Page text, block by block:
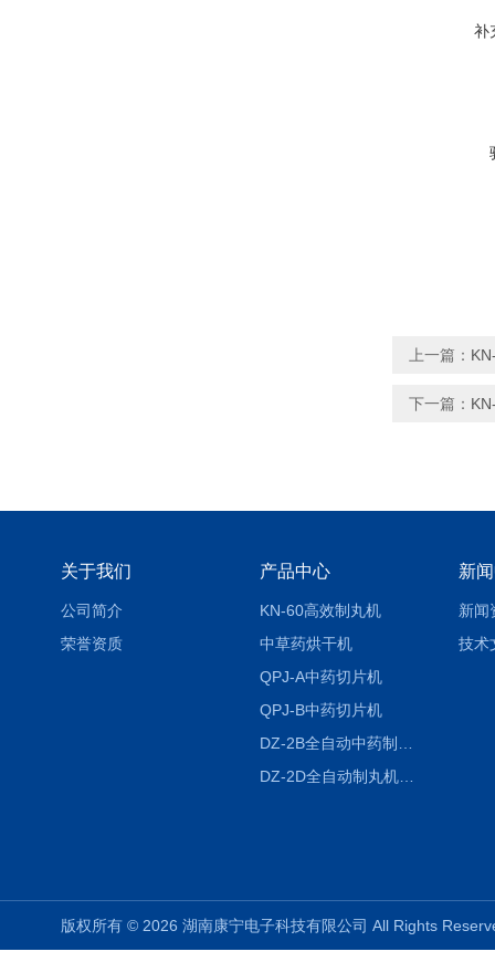
补
上一篇：
下一篇：
关于我们
公司简介
荣誉资质
产品中心
KN-60高效制丸机
中草药烘干机
QPJ-A中药切片机
QPJ-B中药切片机
DZ-2D全自动制丸机三根条DZ-2D
新
新闻
技术
版权所有 © 2026 湖南康宁电子科技有限公司 All Rights